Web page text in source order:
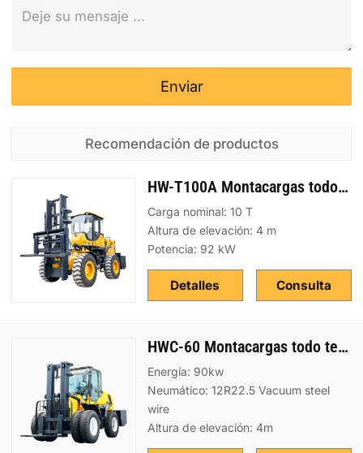
Enviar
Recomendación de productos
HW-T100A Montacargas todo terreno
Carga nominal: 10 T
Altura de elevación: 4 m
Potencia: 92 kW
Consulta
Detalles
HWC-60 Montacargas todo terreno
Energía: 90kw
Neumático: 12R22.5 Vacuum steel
wire
Altura de elevación: 4m